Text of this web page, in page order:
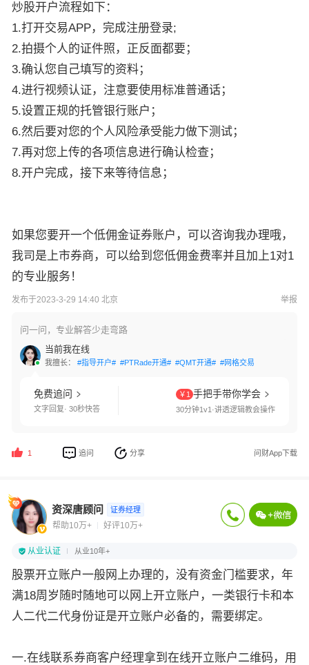
炒股开户流程如下：
1.打开交易APP，完成注册登录;
2.拍摄个人的证件照，正反面都要；
3.确认您自己填写的资料；
4.进行视频认证，注意要使用标准普通话；
5.设置正规的托管银行账户；
6.然后要对您的个人风险承受能力做下测试；
7.再对您上传的各项信息进行确认检查；
8.开户完成，接下来等待信息；
如果您要开一个低佣金证券账户，可以咨询我办理哦，
我司是上市券商，可以给到您低佣金费率并且加上1对1
的专业服务！
发布于2023-3-29 14:40 北京 举报
问一问，专业解答少走弯路
当前我在线
我擅长： #指导开户# #PTRade开通# #QMT开通# #网格交易#
免费追问
文字回复· 30秒快答
￥1 手把手带你学会
30分钟1v1·讲透逻辑教会操作
1 追问 分享 问财App下载
资深唐顾问 证券经理
帮助10万+ 好评10万+
从业认证 从业10年+
股票开立账户一般网上办理的，没有资金门槛要求，年
满18周岁随时随地可以网上开立账户，一类银行卡和本
人二代二代身份证是开立账户必备的，需要绑定。
一.在线联系券商客户经理拿到在线开立账户二维码，用